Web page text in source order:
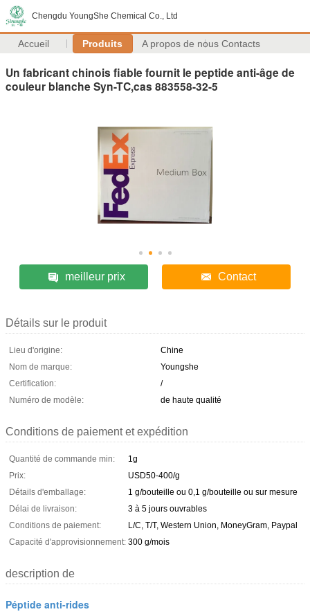
Chengdu YoungShe Chemical Co., Ltd
Accueil Produits A propos de nous Contacts
Un fabricant chinois fiable fournit le peptide anti-âge de
couleur blanche Syn-TC,cas 883558-32-5
meilleur prix Contact
Détails sur le produit
Lieu d'origine:
Chine
Nom de marque:
Youngshe
Certification:
/
Numéro de modèle:
de haute qualité
Conditions de paiement et expédition
Quantité de commande min:
1g
Prix:
USD50-400/g
Détails d'emballage:
1 g/bouteille ou 0,1 g/bouteille ou sur mesure
Délai de livraison:
3 à 5 jours ouvrables
Conditions de paiement:
L/C, T/T, Western Union, MoneyGram, Paypal
Capacité d'approvisionnement: 300 g/mois
description de
Péptide anti-rides